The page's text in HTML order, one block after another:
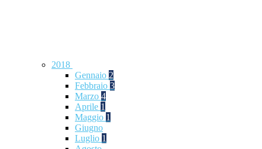
2018
Gennaio 2
Febbraio 3
Marzo 4
Aprile 1
Maggio 1
Giugno
Luglio 1